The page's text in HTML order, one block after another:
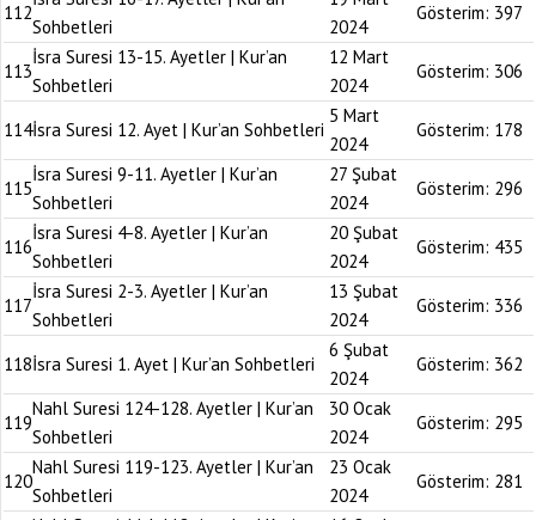
112
Sohbetleri
2024
Gösterim: 397
113
İsra Suresi 13-15. Ayetler | Kur’an
Sohbetleri
12 Mart
2024
Gösterim: 306
114İsra Suresi 12. Ayet | Kur’an Sohbetleri
5 Mart
2024
Gösterim: 178
115
İsra Suresi 9-11. Ayetler | Kur’an
Sohbetleri
27 Şubat
2024
Gösterim: 296
116
İsra Suresi 4-8. Ayetler | Kur’an
Sohbetleri
20 Şubat
2024
Gösterim: 435
117
İsra Suresi 2-3. Ayetler | Kur’an
Sohbetleri
13 Şubat
2024
Gösterim: 336
118İsra Suresi 1. Ayet | Kur’an Sohbetleri
6 Şubat
2024
Gösterim: 362
119
Nahl Suresi 124-128. Ayetler | Kur’an
Sohbetleri
30 Ocak
2024
Gösterim: 295
120
Nahl Suresi 119-123. Ayetler | Kur’an
Sohbetleri
23 Ocak
2024
Gösterim: 281